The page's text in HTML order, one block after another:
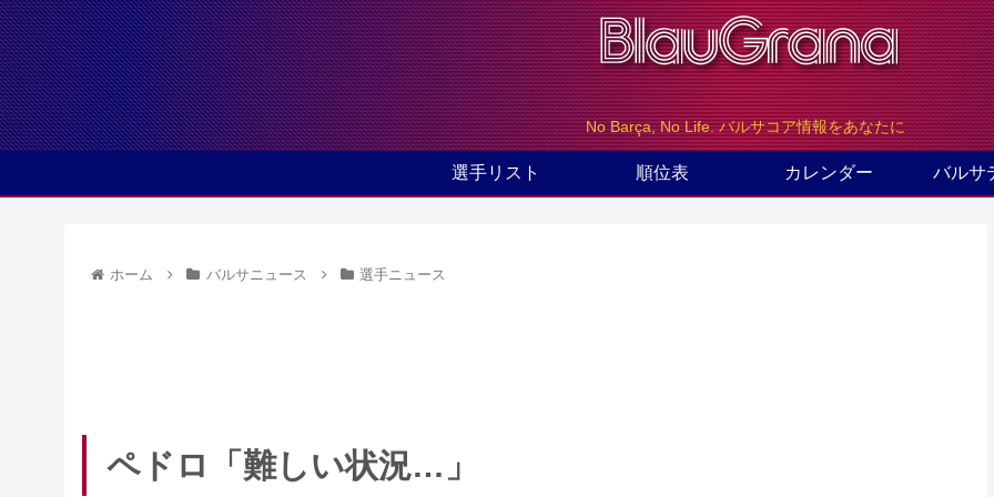
No Barça, No Life. バルサコア情報をあなたに
選手リスト 順位表 カレンダー バルサ
ホーム バルサニュース 選手ニュース
ペドロ「難しい状況…」